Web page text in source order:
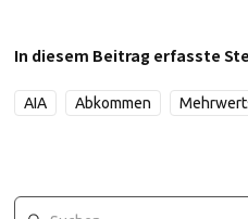
In diesem Beitrag erfasste
AIA Abkommen